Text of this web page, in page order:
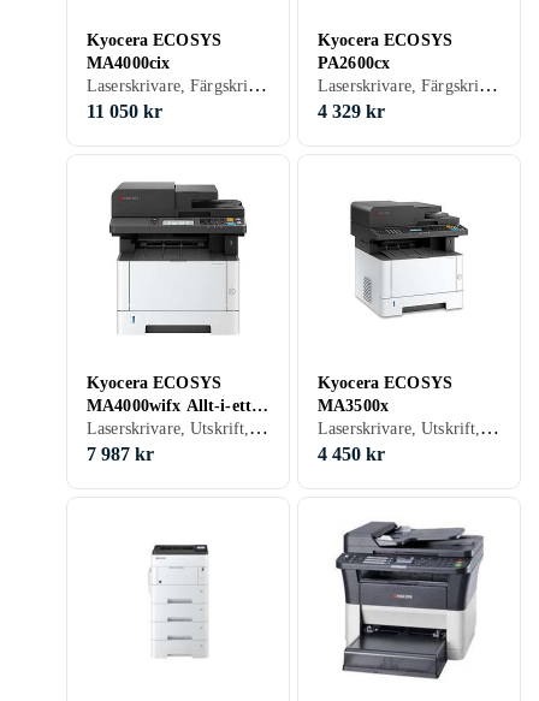
Kyocera ECOSYS
MA4000cix
Laserskrivare, Färgskrivare, Utskrift, Skanna, Kopiering, USB, RJ-45 (Ethernet), Wi-Fi, Minneskortsläsare
11 050 kr
Kyocera ECOSYS
PA2600cx
Laserskrivare, Färgskrivare, Utskrift, USB, RJ-45 (Ethernet), Wi-Fi, Minneskortsläsare
4 329 kr
Kyocera ECOSYS
MA4000wifx Allt-i-ett
A4 Monolaserskrivare
med WiFi
Laserskrivare, Utskrift, Skanna, Kopiering, Fax, USB, RJ-45 (Ethernet), Wi-Fi, Wi-Fi Direct
7 987 kr
Kyocera ECOSYS
MA3500x
Laserskrivare, Utskrift, Skanna, Kopiering, USB, Minneskortsläsare
4 450 kr